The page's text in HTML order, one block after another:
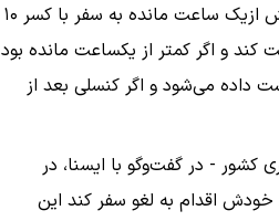
به همین جهت، اگر مسافری بنابر هر دلیلی درخواست لغو سفر داشت بیش ازیک ساعت مانده به سفر با کسر ۱۰
خود را دریافت کند و اگر کمتر از یکساعت مانده بود
جریمه کسر و ۵۰ درصد مابقی برگشت داده می‌شود و اگر کنسلی بعد از
- در گفت‌وگو با ایسنا، در
اقدام به لغو سفر کند این